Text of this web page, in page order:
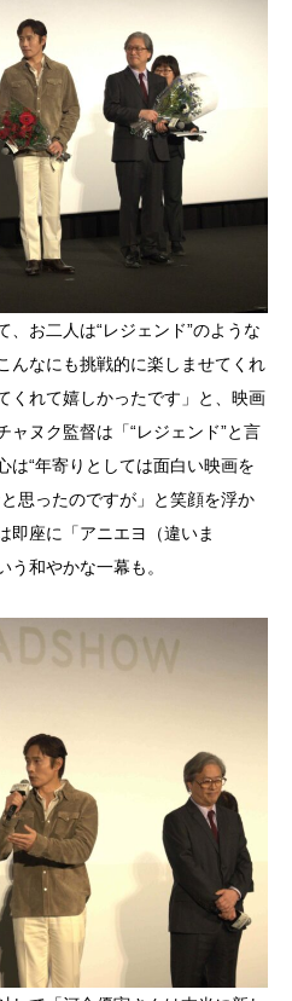
お二人は“レジェンド”のような
んなにも挑戦的に楽しませてくれ
くれて嬉しかったです」と、映画
ャヌク監督は「“レジェンド”と言
は“年寄りとしては面白い映画を
思ったのですが」と笑顔を浮か
即座に「アニエヨ（違いま
和やかな一幕も。